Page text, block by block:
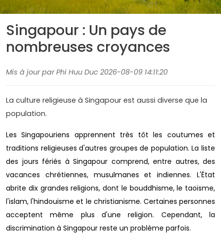
Singapour : Un pays de
nombreuses croyances
Mis à jour par Phi Huu Duc 2026-08-09 14:11:20
La culture religieuse à Singapour est aussi diverse que la
population.
Les Singapouriens apprennent très tôt les coutumes et
traditions religieuses d'autres groupes de population. La liste
des jours fériés à Singapour comprend, entre autres, des
vacances chrétiennes, musulmanes et indiennes. L'État
abrite dix grandes religions, dont le bouddhisme, le taoïsme,
l'islam, l'hindouisme et le christianisme. Certaines personnes
acceptent même plus d'une religion. Cependant, la
discrimination à Singapour reste un problème parfois.